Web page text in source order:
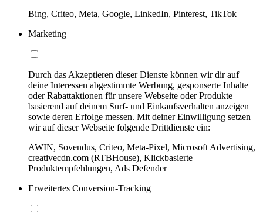
Bing, Criteo, Meta, Google, LinkedIn, Pinterest, TikTok
Marketing
Durch das Akzeptieren dieser Dienste können wir dir auf
deine Interessen abgestimmte Werbung, gesponserte Inhalte
oder Rabattaktionen für unsere Webseite oder Produkte
basierend auf deinem Surf- und Einkaufsverhalten anzeigen
sowie deren Erfolge messen. Mit deiner Einwilligung setzen
wir auf dieser Webseite folgende Drittdienste ein:
AWIN, Sovendus, Criteo, Meta-Pixel, Microsoft Advertising,
creativecdn.com (RTBHouse), Klickbasierte
Produktempfehlungen, Ads Defender
Erweitertes Conversion-Tracking